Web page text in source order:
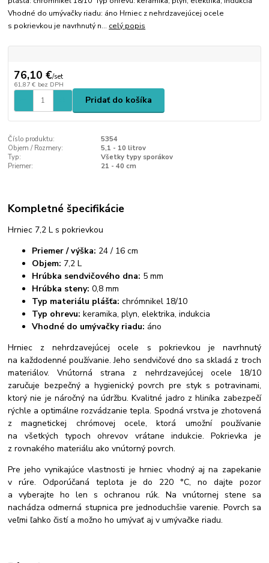
Vhodné do umývačky riadu: áno Hrniec z nehrdzavejúcej ocele
s pokrievkou je navrhnutý n... celý popis
76,10 €/set
61,87 € bez DPH
Pridať do košíka
Číslo produktu:
5354
Objem / Rozmery:
5,1 - 10 litrov
Typ:
Všetky typy sporákov
Priemer:
21 - 40 cm
Kompletné špecifikácie
Hrniec 7,2 L s pokrievkou
Priemer / výška: 24 / 16 cm
Objem: 7,2 L
Hrúbka sendvičového dna: 5 mm
Hrúbka steny: 0,8 mm
Typ materiálu plášťa:chrómnikel 18/10
Typ ohrevu:keramika, plyn, elektrika, indukcia
Vhodné do umývačky riadu: áno
Hrniec z nehrdzavejúcej ocele s pokrievkou je navrhnutý
na každodenné používanie. Jeho sendvičové dno sa skladá z troch
materiálov. Vnútorná strana z nehrdzavejúcej ocele 18/10
zaručuje bezpečný a hygienický povrch pre styk s potravinami,
ktorý nie je náročný na údržbu. Kvalitné jadro z hliníka zabezpečí
rýchle a optimálne rozvádzanie tepla. Spodná vrstva je zhotovená
z magnetickej chrómovej ocele, ktorá umožní používanie
na všetkých typoch ohrevov vrátane indukcie. Pokrievka je
z rovnakého materiálu ako vnútorný povrch.
Pre jeho vynikajúce vlastnosti je hrniec vhodný aj na zapekanie
v rúre. Odporúčaná teplota je do 220 °C, no dajte pozor
a vyberajte ho len s ochranou rúk. Na vnútornej stene sa
nachádza odmerná stupnica pre jednoduchšie varenie. Povrch sa
veľmi ľahko čistí a možno ho umývať aj v umývačke riadu.